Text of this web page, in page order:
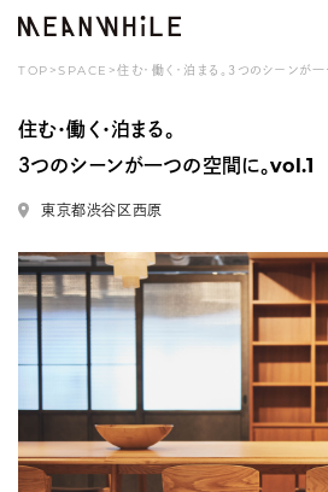
TOP >SPACE >住む・働く・泊まる。３つのシーン
住む・働く・泊まる。
３つのシーンが一つの空間に。vol.1
東京都渋谷区西原